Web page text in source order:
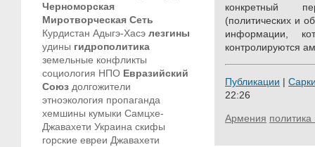
Черноморская
Миротворческая Сеть
Курдистан Адыгэ-Хасэ лезгины
удины гидрополитика
земельные конфликты
социология НПО Евразийский
Союз долгожители
этноэкология пропаганда
хемшины кумыки Самцхе-
Джавахети Украина скифы
горские евреи Джавахети
конкретный
(политических и
информации,
контролируются
Публикации |
22:26
Армения